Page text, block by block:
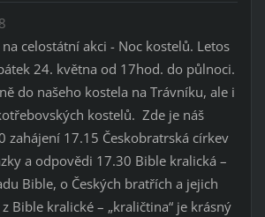
celostátní akci - Noc kostelů. Letos
24. května od 17hod. do půlnoci.
do našeho kostela na Trávníku, ale i
kostelů. Zde je náš
17.15 Českobratrská církev
a odpovědi 17.30 Bible kralická –
Bible, o Českých bratřích a jejich
Bible kralické – „kraličtina“ je krásný